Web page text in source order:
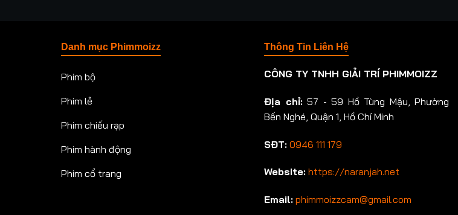
Danh mục Phimmoizz
Phim bộ
Phim lẻ
Phim chiếu rạp
Phim hành động
Phim cổ trang
Thông Tin Liên Hệ
CÔNG TY TNHH GIẢI TRÍ PHIMMOIZZ
Địa chỉ:57 - 59 Hồ Tùng Mậu, Phường
Bến Nghé, Quận 1, Hồ Chí Minh
SĐT: 0946 111 179
Website: https://naranjah.net
Email: phimmoizzcam@gmail.com